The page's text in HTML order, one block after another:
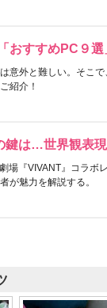
おすすめPC９選
意外と難しい。そこ
紹介！
鍵は…世界観表
場『VIVANT』コラボ
が魅力を解説する。